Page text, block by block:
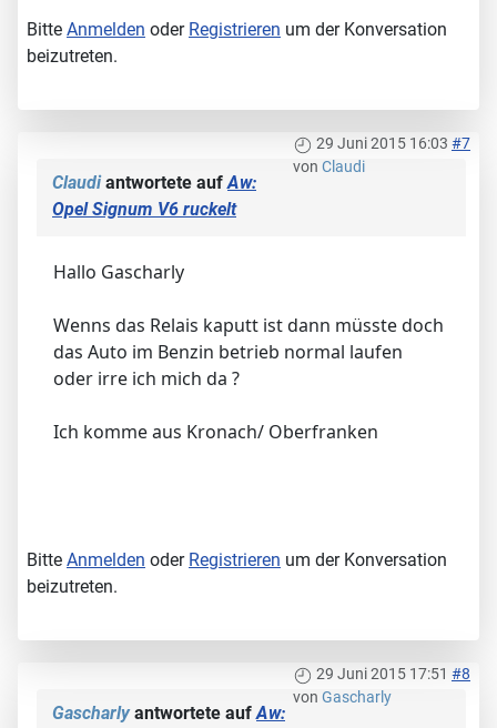
Bitte Anmelden oder Registrieren um der Konversation
beizutreten.
29 Juni 2015 16:03 #7
von Claudi
Claudiantwortete aufAw:
Opel Signum V6 ruckelt
Hallo Gascharly
Wenns das Relais kaputt ist dann müsste doch
das Auto im Benzin betrieb normal laufen
oder irre ich mich da ?
Ich komme aus Kronach/ Oberfranken
Bitte Anmelden oder Registrieren um der Konversation
beizutreten.
29 Juni 2015 17:51 #8
von Gascharly
Gascharlyantwortete aufAw: